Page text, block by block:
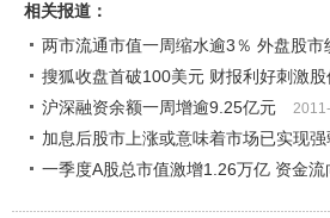
相关报道：
两市流通市值一周缩水逾3％ 外盘股市
搜狐收盘首破100美元 财报利好刺激
沪深融资余额一周增逾9.25亿元
加息后股市上涨或意味着市场已实现
一季度A股总市值激增1.26万亿 资金流